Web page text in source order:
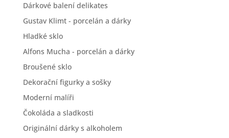
Dárkové balení delikates
Gustav Klimt - porcelán a dárky
Hladké sklo
Alfons Mucha - porcelán a dárky
Broušené sklo
Dekorační figurky a sošky
Moderní malíři
Čokoláda a sladkosti
Originální dárky s alkoholem